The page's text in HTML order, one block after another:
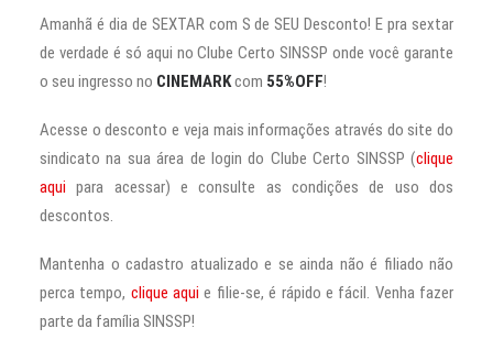
Amanhã é dia de SEXTAR com S de SEU Desconto! E pra sextar
de verdade é só aqui no Clube Certo SINSSP onde você garante
o seu ingresso no CINEMARKcom 55%OFF!
Acesse o desconto e veja mais informações através do site do
sindicato na sua área de login do Clube Certo SINSSP (clique
aqui para acessar) e consulte as condições de uso dos
descontos.
Mantenha o cadastro atualizado e se ainda não é filiado não
perca tempo, clique aqui e filie-se, é rápido e fácil. Venha fazer
parte da família SINSSP!